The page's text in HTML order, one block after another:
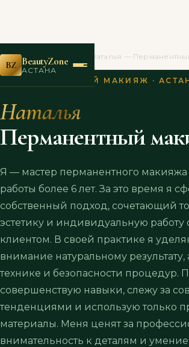
BZ BeautyZone
АСТАНА
BeautyZone › Мастера Наталья —
ПЕРМАНЕНТНЫЙ МАКИЯЖ ·
Наталья
Перманентный
Я — мастер перманентного макияжа
работы более 6 лет. За это время я
собственный подход, сочетающий
эстетику и индивидуальную
клиентом. В своей практике я
внимание натуральному результату,
технике и безопасности процедур.
совершенствую навыки, слежу за
тенденциями и использую только
материалы. Меня ценят за
внимательность к деталям и